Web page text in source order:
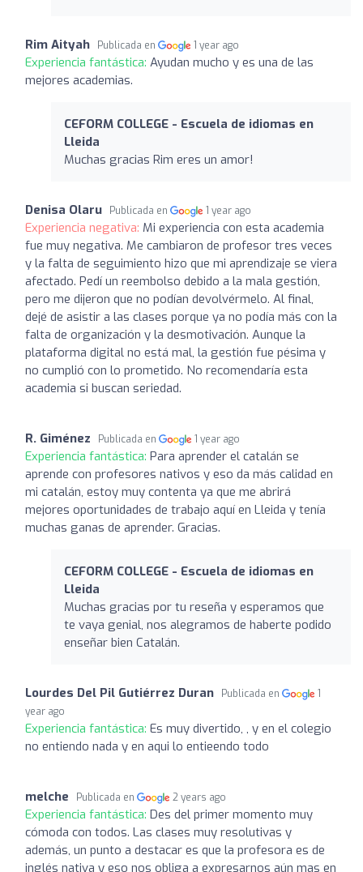
Rim Aityah Publicada en 1 year ago
Experiencia fantástica: Ayudan mucho y es una de las
mejores academias.
CEFORM COLLEGE - Escuela de idiomas en
Lleida
Muchas gracias Rim eres un amor!
Denisa Olaru Publicada en 1 year ago
Experiencia negativa: Mi experiencia con esta academia
fue muy negativa. Me cambiaron de profesor tres veces
y la falta de seguimiento hizo que mi aprendizaje se viera
afectado. Pedí un reembolso debido a la mala gestión,
pero me dijeron que no podían devolvérmelo. Al final,
dejé de asistir a las clases porque ya no podía más con la
falta de organización y la desmotivación. Aunque la
plataforma digital no está mal, la gestión fue pésima y
no cumplió con lo prometido. No recomendaría esta
academia si buscan seriedad.
R. Giménez Publicada en 1 year ago
Experiencia fantástica: Para aprender el catalán se
aprende con profesores nativos y eso da más calidad en
mi catalán, estoy muy contenta ya que me abrirá
mejores oportunidades de trabajo aquí en Lleida y tenía
muchas ganas de aprender. Gracias.
CEFORM COLLEGE - Escuela de idiomas en
Lleida
Muchas gracias por tu reseña y esperamos que
te vaya genial, nos alegramos de haberte podido
enseñar bien Catalán.
Lourdes Del Pil Gutiérrez Duran Publicada en
1
year ago
Experiencia fantástica: Es muy divertido, , y en el colegio
no entiendo nada y en aqui lo entieendo todo
melche Publicada en 2 years ago
Experiencia fantástica: Des del primer momento muy
cómoda con todos. Las clases muy resolutivas y
además, un punto a destacar es que la profesora es de
inglés nativa y eso nos obliga a expresarnos aún mas en